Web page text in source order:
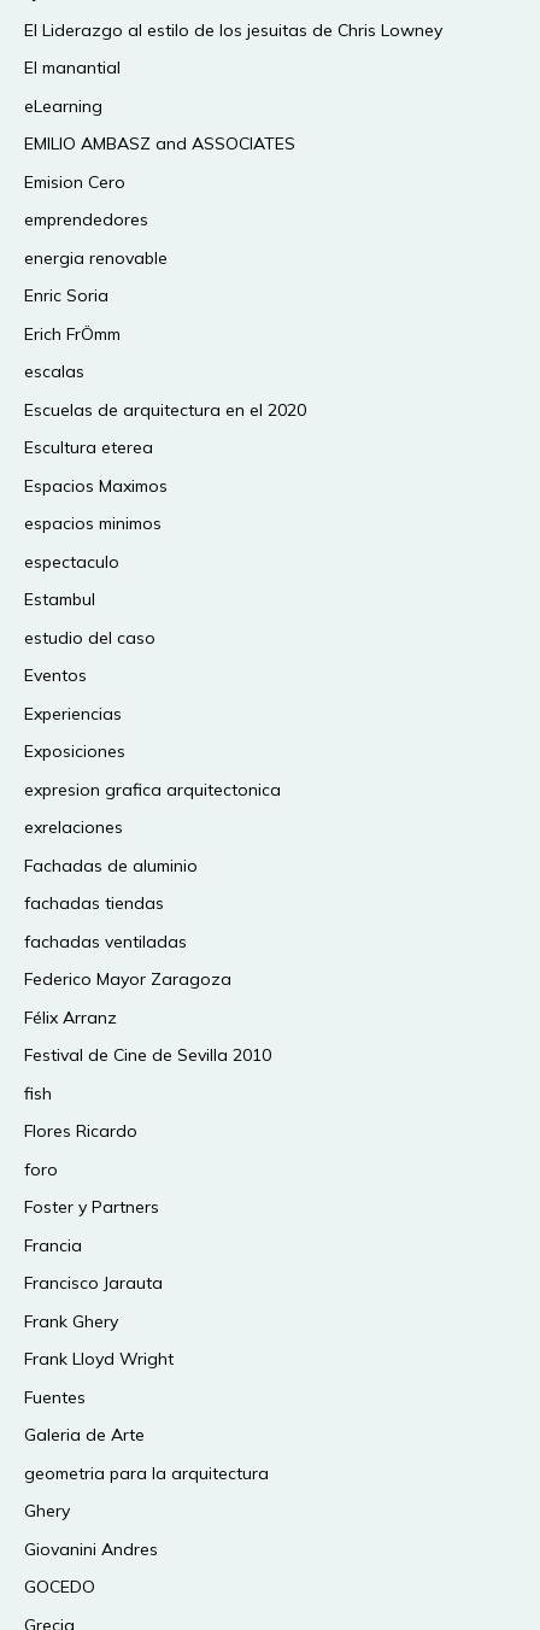
El Liderazgo al estilo de los jesuitas de Chris Lowney
El manantial
eLearning
EMILIO AMBASZ and ASSOCIATES
Emision Cero
emprendedores
energia renovable
Enric Soria
Erich FrÖmm
escalas
Escuelas de arquitectura en el 2020
Escultura eterea
Espacios Maximos
espacios minimos
espectaculo
Estambul
estudio del caso
Eventos
Experiencias
Exposiciones
expresion grafica arquitectonica
exrelaciones
Fachadas de aluminio
fachadas tiendas
fachadas ventiladas
Federico Mayor Zaragoza
Félix Arranz
Festival de Cine de Sevilla 2010
fish
Flores Ricardo
foro
Foster y Partners
Francia
Francisco Jarauta
Frank Ghery
Frank Lloyd Wright
Fuentes
Galeria de Arte
geometria para la arquitectura
Ghery
Giovanini Andres
GOCEDO
Grecia